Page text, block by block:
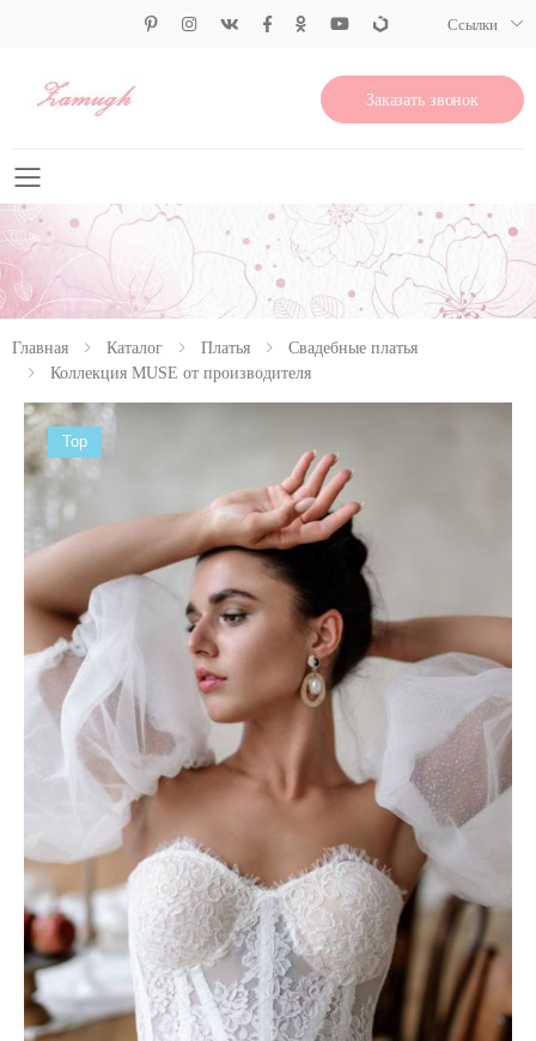
Ссылки
Заказать звонок
Свернуть меню
Главная Каталог Платья
Свадебные платья
Коллекция MUSE от производителя
Top